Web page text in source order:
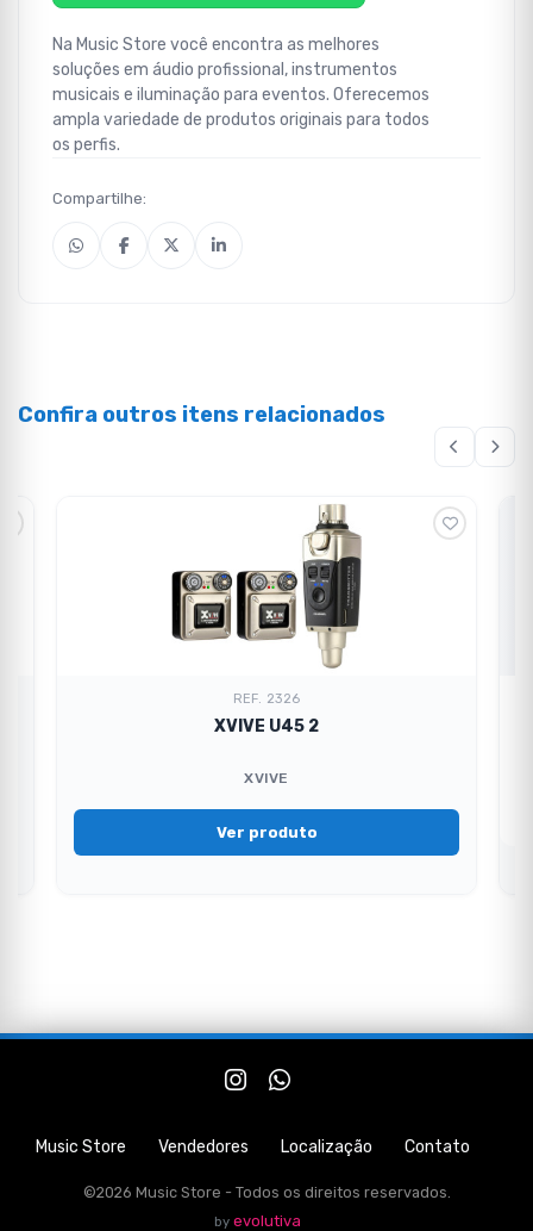
Na Music Store você encontra as melhores
soluções em áudio profissional, instrumentos
musicais e iluminação para eventos. Oferecemos
ampla variedade de produtos originais para todos
os perfis.
Compartilhe:
Confira outros itens relacionados
REF. 2326
XVIVE U45 2
XVIVE
Ver produto
Music Store Vendedores Localização Contato
©2026 Music Store - Todos os direitos reservados.
by evolutiva